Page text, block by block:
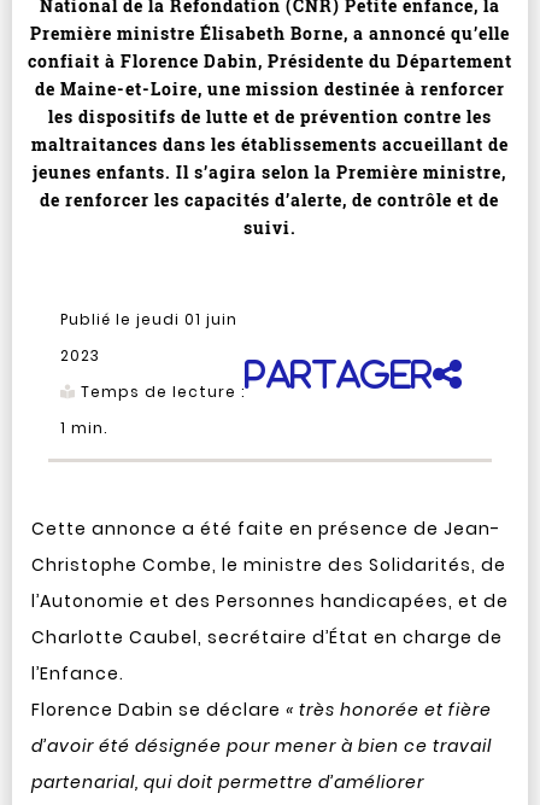
National de la Refondation (CNR) Petite enfance, la
Première ministre Élisabeth Borne, a annoncé qu’elle
confiait à Florence Dabin, Présidente du Département
de Maine-et-Loire, une mission destinée à renforcer
les dispositifs de lutte et de prévention contre les
maltraitances dans les établissements accueillant de
jeunes enfants. Il s’agira selon la Première ministre,
de renforcer les capacités d’alerte, de contrôle et de
suivi.
Publié le jeudi 01 juin
2023
Temps de lecture :
1 min.
Partager
Cette annonce a été faite en présence de Jean-
Christophe Combe, le ministre des Solidarités, de
l’Autonomie et des Personnes handicapées, et de
Charlotte Caubel, secrétaire d’État en charge de
l’Enfance.
Florence Dabin se déclare « très honorée et fière
d’avoir été désignée pour mener à bien ce travail
partenarial, qui doit permettre d’améliorer